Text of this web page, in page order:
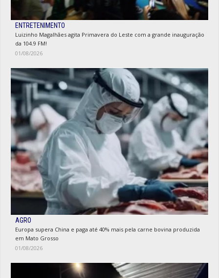
ENTRETENIMENTO
Luizinho Magalhães agita Primavera do Leste com a grande inauguração
da 104.9 FM!
01/08/2026
AGRO
Europa supera China e paga até 40% mais pela carne bovina produzida
em Mato Grosso
01/08/2026